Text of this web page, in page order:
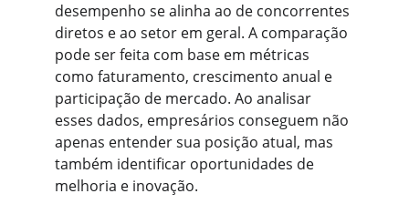
desempenho se alinha ao de concorrentes
diretos e ao setor em geral. A comparação
pode ser feita com base em métricas
como faturamento, crescimento anual e
participação de mercado. Ao analisar
esses dados, empresários conseguem não
apenas entender sua posição atual, mas
também identificar oportunidades de
melhoria e inovação.